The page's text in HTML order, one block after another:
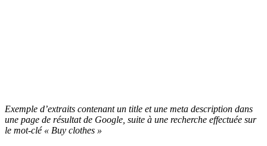
Exemple d’extraits contenant un title et une meta description dans
une page de résultat de Google, suite à une recherche effectuée sur
le mot-clé « Buy clothes »